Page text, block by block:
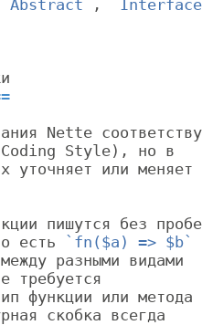
`Abstract` ,
Nette
Coding Style), но в
уточняет или меняет
пишутся без
есть
`fn($a) => $b`
разными видами
требуется
функции или
скобка всегда